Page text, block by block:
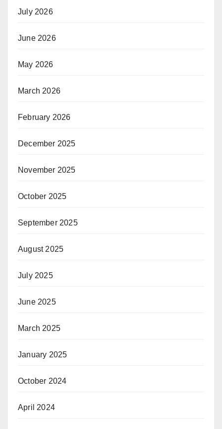
July 2026
June 2026
May 2026
March 2026
February 2026
December 2025
November 2025
October 2025
September 2025
August 2025
July 2025
June 2025
March 2025
January 2025
October 2024
April 2024